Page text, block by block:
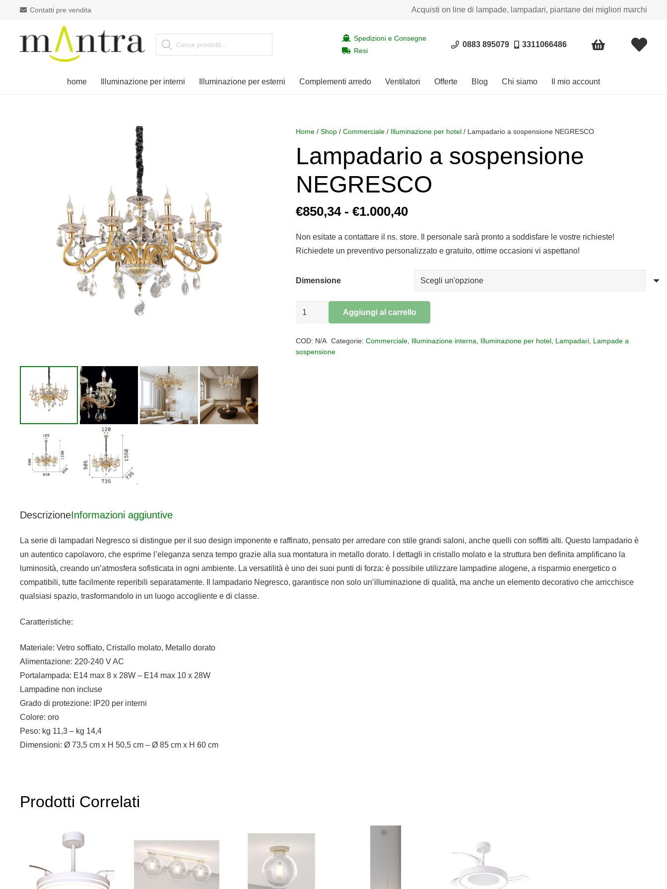
Contatti pre vendita Acquisti on line di lampade, lampadari, piantane dei migliori marchi
Products
search
Spedizioni e Consegne
Resi
0883 895079 3311066486
home Illuminazione per interni Illuminazione per esterni Complementi arredo Ventilatori Offerte Blog Chi siamo Il mio account
Home /Shop /Commerciale / Illuminazione per hotel / Lampadario a sospensione NEGRESCO
Lampadario a sospensione
NEGRESCO
€850,34 - €1.000,40Fascia
prezzo:
da
Non esitate a contattare il ns. store. Il personale sarà pronto a soddisfare le vostre richieste!
Richiedete un preventivo personalizzato e gratuito, ottime occasioni vi aspettano!
Dimensione
Lampadario
NEGRESCO
Aggiungi al carrello
COD: N/A Categorie: Commerciale, Illuminazione interna Illuminazione per hotel, Lampadari, Lampade a
sospensione
DescrizioneInformazioni aggiuntive
La serie di lampadari Negresco si distingue per il suo design imponente e raffinato, pensato per arredare con stile grandi saloni, anche quelli con soffitti alti. Questo lampadario è
un autentico capolavoro, che esprime l’eleganza senza tempo grazie alla sua montatura in metallo dorato. I dettagli in cristallo molato e la struttura ben definita amplificano la
luminosità, creando un’atmosfera sofisticata in ogni ambiente. La versatilità è uno dei suoi punti di forza: è possibile utilizzare lampadine alogene, a risparmio energetico o
compatibili, tutte facilmente reperibili separatamente. Il lampadario Negresco, garantisce non solo un’illuminazione di qualità, ma anche un elemento decorativo che arricchisce
qualsiasi spazio, trasformandolo in un luogo accogliente e di classe.
Caratteristiche:
Materiale: Vetro soffiato, Cristallo molato, Metallo dorato
Alimentazione: 220-240 V AC
Portalampada: E14 max 8 x 28W – E14 max 10 x 28W
Lampadine non incluse
Grado di protezione: IP20 per interni
Colore: oro
Peso: kg 11,3 – kg 14,4
Dimensioni: Ø 73,5 cm x H 50,5 cm – Ø 85 cm x H 60 cm
Prodotti Correlati